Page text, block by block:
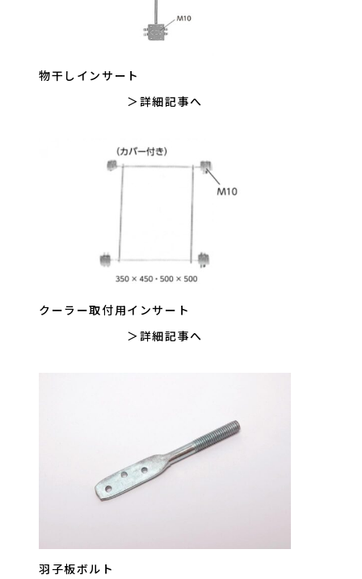
物干しインサート
詳細記事へ
クーラー取付用インサート
詳細記事へ
羽子板ボルト